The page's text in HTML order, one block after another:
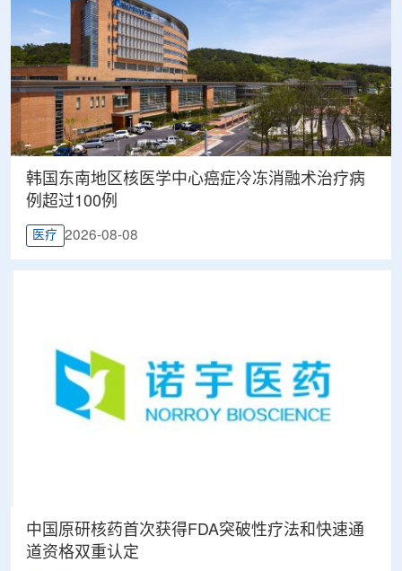
韩国东南地区核医学中心癌症冷冻消融术治疗病
例超过100例
医疗 2026-08-08
中国原研核药首次获得FDA突破性疗法和快速通
道资格双重认定